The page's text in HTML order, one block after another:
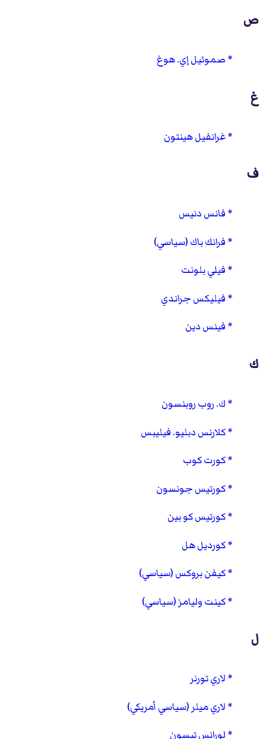
ص
صموئيل إي. هوغ
غ
غرانفيل هينتون
ف
فانس دنيس
فرانك باك (سياسي)
فيلي بلونت
فيليكس جراندي
فينس دين
ك
ك. روب روبنسون
كلارنس دبليو. فيليبس
كورت كوب
كورتيس جونسون
كورتيس كو بين
كورديل هل
كيفن بروكس (سياسي)
كينت وليامز (سياسي)
ل
لاري تورنر
لاري ميلر (سياسي أمريكي)
لورانس تيسون